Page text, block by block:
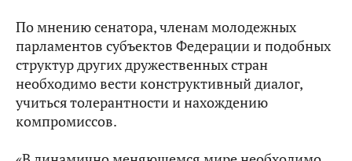
По мнению сенатора, членам молодежных
парламентов субъектов Федерации и подобных
структур других дружественных стран
необходимо вести конструктивный диалог,
учиться толерантности и нахождению
компромиссов.